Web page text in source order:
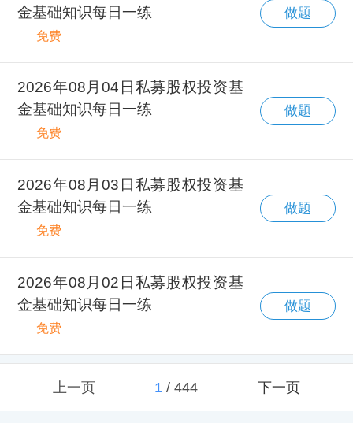
金基础知识每日一练
免费
做题
2026年08月04日私募股权投资基
金基础知识每日一练
免费
做题
2026年08月03日私募股权投资基
金基础知识每日一练
免费
做题
2026年08月02日私募股权投资基
金基础知识每日一练
免费
做题
上一页 1/ 444 下一页